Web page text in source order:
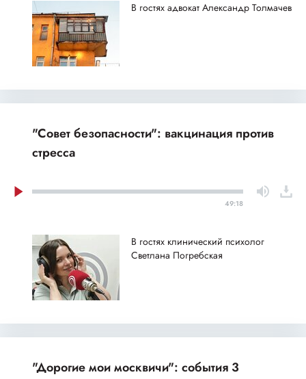
В гостях адвокат Александр Толмачев
"Совет безопасности": вакцинация против
стресса
49:18
В гостях клинический психолог
Светлана Погребская
"Дорогие мои москвичи": события 3